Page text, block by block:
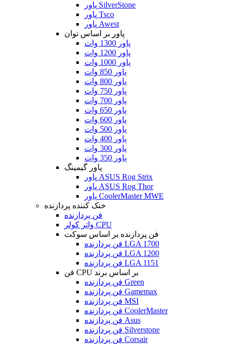
پاور SilverStone
پاور Tsco
پاور Awest
پاور بر اساس توان
پاور 1300 وات
پاور 1200 وات
پاور 1000 وات
پاور 850 وات
پاور 800 وات
پاور 750 وات
پاور 700 وات
پاور 650 وات
پاور 600 وات
پاور 500 وات
پاور 400 وات
پاور 300 وات
پاور 350 وات
پاور گیمینگ
پاور ASUS Rog Strix
پاور ASUS Rog Thor
پاور CoolerMaster MWE
خنک کننده پردازنده
فن پردازنده
واتر کولر CPU
فن پردازنده بر اساس سوکت
فن پردازنده LGA 1700
فن پردازنده LGA 1200
فن پردازنده LGA 1151
فن CPU بر اساس برند
فن پردازنده Green
فن پردازنده Gamemax
فن پردازنده MSI
فن پردازنده CoolerMaster
فن پردازنده Asus
فن پردازنده Silverstone
فن پردازنده Corsair